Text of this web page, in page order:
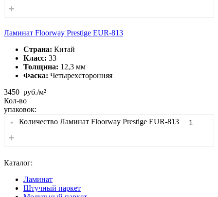
+
Ламинат Floorway Prestige EUR-813
Страна: Китай
Класс: 33
Толщина: 12,3 мм
Фаска: Четырехсторонняя
3450 руб./м²
Кол-во
упаковок:
- Количество Ламинат Floorway Prestige EUR-813
+
Каталог:
Ламинат
Штучный паркет